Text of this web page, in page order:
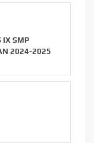
IX SMP
2024-2025